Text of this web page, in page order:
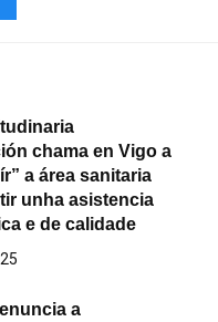
chama en Vigo a
a área sanitaria
unha asistencia
e de calidade
a